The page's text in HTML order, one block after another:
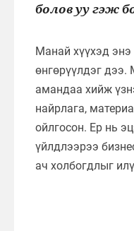
болов уу гэж
Манай хүүхэд энэ
өнгөрүүлдэг
амандаа хийж
найрлага,
ойлгосон. Ер нь
үйлдлээрээ
ач холбогдлыг